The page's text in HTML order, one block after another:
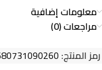
معلومات إضافية
مراجعات (0)
رمز المنتج: